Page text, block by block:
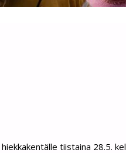
tiistaina 28.5.